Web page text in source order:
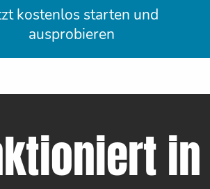
kostenlos starten und
ausprobieren
in